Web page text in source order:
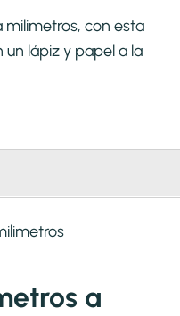
con esta
lápiz y papel a la
a